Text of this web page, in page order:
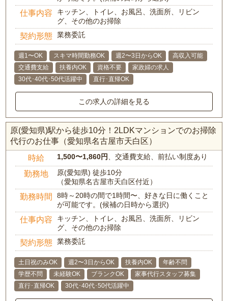
仕事内容
キッチン、トイレ、お風呂、洗面所、リビン
グ、その他のお掃除
契約形態 業務委託
週1〜OK スキマ時間勤務OK 週2〜3日からOK
高収入可能
交通費支給
扶養内OK 資格不要
家政婦の求人
30代･40代･50代活躍中
直行･直帰OK
この求人の詳細を見る
原(愛知県)駅から徒歩10分！2LDKマンションでのお掃除
代行のお仕事（愛知県名古屋市天白区）
時給 1,500〜1,860円、交通費支給、前払い制度あり
勤務地
原(愛知県) 徒歩10分
（愛知県名古屋市天白区付近）
勤務時間
8時～20時の間で1時間〜、好きな日に働くこと
が可能です。(候補の日時から選択)
仕事内容
キッチン、トイレ、お風呂、洗面所、リビン
グ、その他のお掃除
契約形態 業務委託
土日祝のみOK 週2〜3日からOK 扶養内OK
年齢不問
学歴不問
未経験OK ブランクOK
家事代行スタッフ募集
直行･直帰OK
30代･40代･50代活躍中